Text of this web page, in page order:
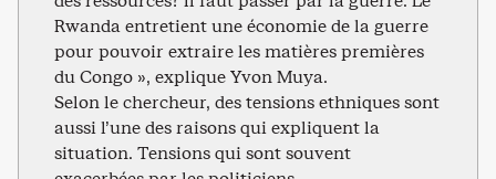
Rwanda entretient une économie de la guerre
pour pouvoir extraire les matières premières
du Congo », explique Yvon Muya.
Selon le chercheur, des tensions ethniques sont
aussi l’une des raisons qui expliquent la
situation. Tensions qui sont souvent